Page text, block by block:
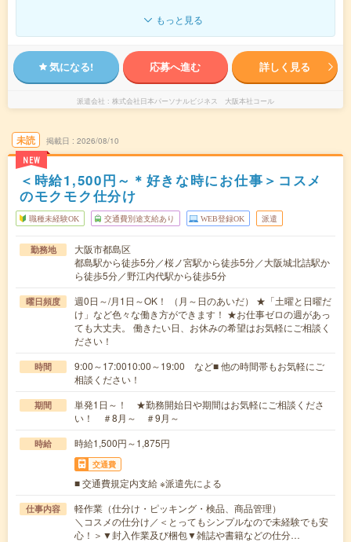
もっと見る
気になる! 応募へ進む 詳しく見る
派遣会社 株式会社日本パーソナルビジネス 大阪本社コール
未読
NEW
掲載日 2026/08/10
＜時給1,500円～＊好きな時にお仕事＞コスメ
のモクモク仕分け
職種未経験OK 交通費別途支給あり WEB登録OK 派遣
勤務地
大阪市都島区
都島駅から徒歩5分／桜ノ宮駅から徒歩5分／大阪城北詰駅か
ら徒歩5分／野江内代駅から徒歩5分
曜日頻度
週0日～/月1日～OK！ （月～日のあいだ） ★「土曜と日曜だ
け」など色々な働き方ができます！ ★お仕事ゼロの週があっ
ても大丈夫。 働きたい日、お休みの希望はお気軽にご相談く
ださい！
時間
9:00～17:0010:00～19:00 など■ 他の時間帯もお気軽にご
相談ください！
期間
単発1日～！ ★勤務開始日や期間はお気軽にご相談くださ
い！ ＃8月～ ＃9月～
時給 時給1,500円～1,875円
交通費
■ 交通費規定内支給 ※派遣先による
仕事内容
軽作業（仕分け・ピッキング・検品、商品管理）
＼コスメの仕分け／＜とってもシンプルなので未経験でも安
心！＞▼封入作業及び梱包▼雑誌や書籍などの仕分…